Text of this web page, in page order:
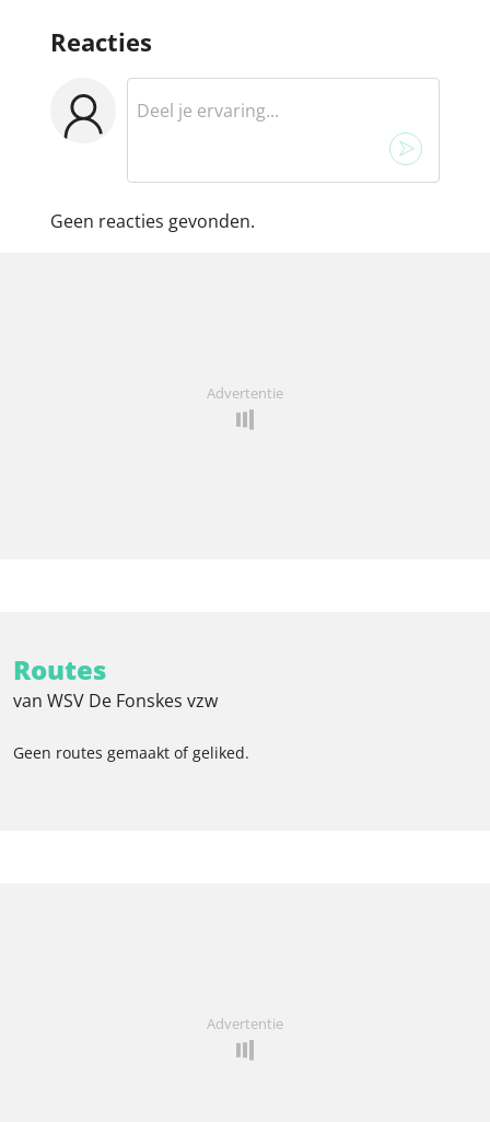
Reacties
Geen reacties gevonden.
Advertentie
Routes
van WSV De Fonskes vzw
Geen routes gemaakt of geliked.
Advertentie